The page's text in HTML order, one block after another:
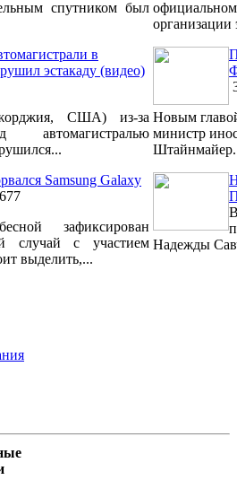
спутником был
в
эстакаду (видео)
США) из-за
автомагистралью
Samsung Galaxy
зафиксирован
случай с участием
выделить,...
организации
Новым
министр
Надежды